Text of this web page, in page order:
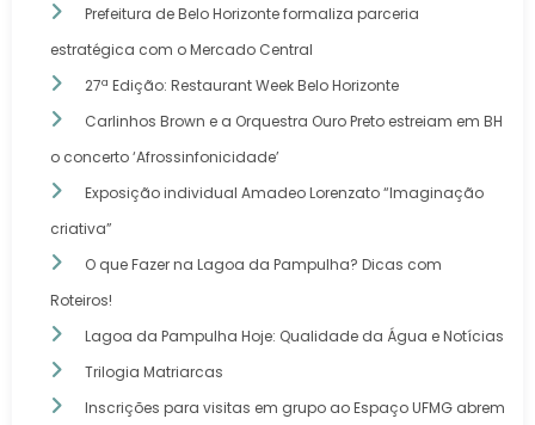
Prefeitura de Belo Horizonte formaliza parceria
estratégica com o Mercado Central
27ª Edição: Restaurant Week Belo Horizonte
Carlinhos Brown e a Orquestra Ouro Preto estreiam em BH
o concerto ‘Afrossinfonicidade’
Exposição individual Amadeo Lorenzato “Imaginação
criativa”
O que Fazer na Lagoa da Pampulha? Dicas com
Roteiros!
Lagoa da Pampulha Hoje: Qualidade da Água e Notícias
Trilogia Matriarcas
Inscrições para visitas em grupo ao Espaço UFMG abrem